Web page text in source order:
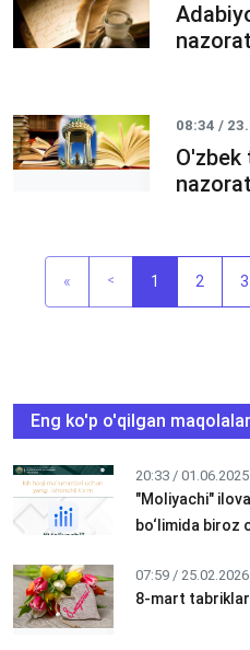
08:34 /
« < 1 2 3
Eng ko'p o'qilgan maqolalar
20:33 / 01.06.2025
"Moliyachi"
bo‘limida biroz
07:59 / 25.02.2026
8-mart